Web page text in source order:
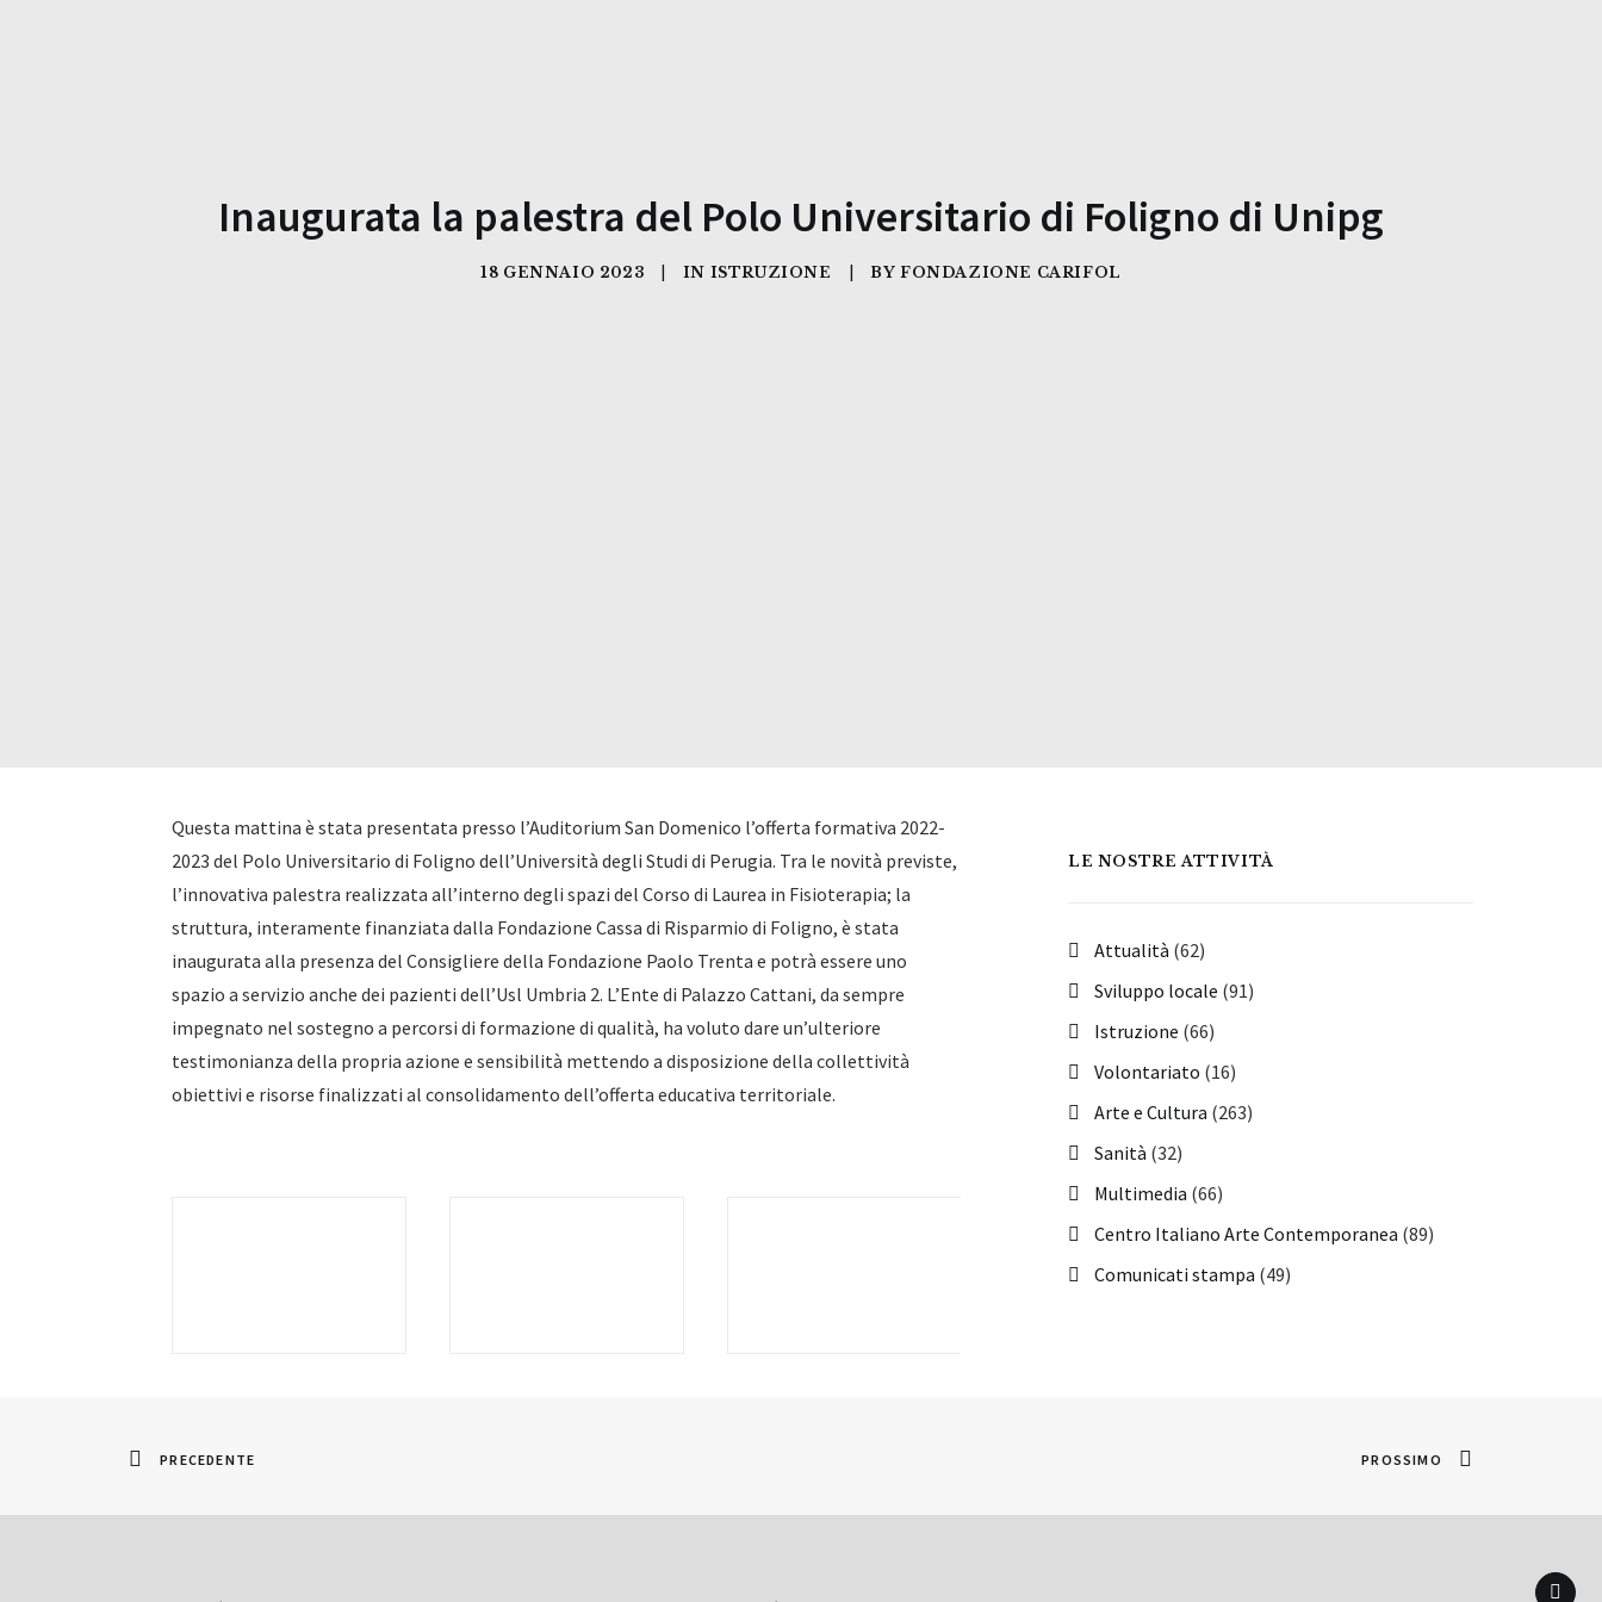
Inaugurata la palestra del Polo Universitario di Foligno di Unipg
18 GENNAIO 2023 IN ISTRUZIONE BYFONDAZIONE CARIFOL
Questa mattina è stata presentata presso l’Auditorium San Domenico l’offerta formativa 2022-
2023 del Polo Universitario di Foligno dell’Università degli Studi di Perugia. Tra le novità previste,
l’innovativa palestra realizzata all’interno degli spazi del Corso di Laurea in Fisioterapia; la
struttura, interamente finanziata dalla Fondazione Cassa di Risparmio di Foligno, è stata
inaugurata alla presenza del Consigliere della Fondazione Paolo Trenta e potrà essere uno
spazio a servizio anche dei pazienti dell’Usl Umbria 2. L’Ente di Palazzo Cattani, da sempre
impegnato nel sostegno a percorsi di formazione di qualità, ha voluto dare un’ulteriore
testimonianza della propria azione e sensibilità mettendo a disposizione della collettività
obiettivi e risorse finalizzati al consolidamento dell’offerta educativa territoriale.
LE NOSTRE ATTIVITÀ
Attualità (62)
Sviluppo locale (91)
Istruzione (66)
Volontariato (16)
Arte e Cultura (263)
Sanità (32)
Multimedia (66)
Centro Italiano Arte Contemporanea (89)
Comunicati stampa (49)
PRECEDENTE PROSSIMO